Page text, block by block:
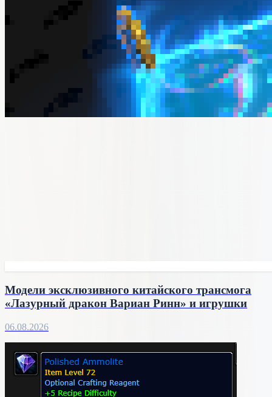
Модели эксклюзивного китайского трансмога
«Лазурный дракон Вариан Ринн» и игрушки
06.08.2026